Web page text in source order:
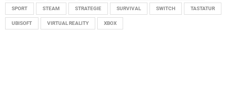
SPORT STEAM STRATEGIE SURVIVAL SWITCH TASTATUR
UBISOFT VIRTUAL REALITY XBOX